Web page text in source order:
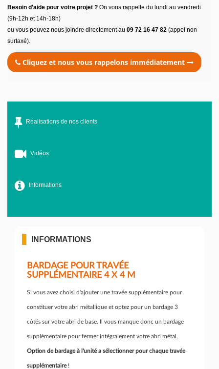
Besoin d'aide pour votre projet ? On vous rappelle du lundi au vendredi
(9h-12h et 14h-18h)
ou vous pouvez nous joindre directement au 09 72 16 47 82 (appel non
surtaxé).
Cliquez et nous vous rappelons immédiatement
Réalisations de nos clients
Vidéos
Informations
INFORMATIONS
BARDAGE POUR TRAVÉE
SUPPLÉMENTAIRE 4 X 4 M
Si vous avez choisi d'ajouter une travée supplémentaire pour
constituer votre abri métallique et optez pour un bardage 3
côtés sur votre abri de base. Il vous manque donc un bardage
supplémentaire pour fermer intégralement votre abri métal.
Option de bardage à l'unité a sélectionner pour chaque travée
supplémentaire!